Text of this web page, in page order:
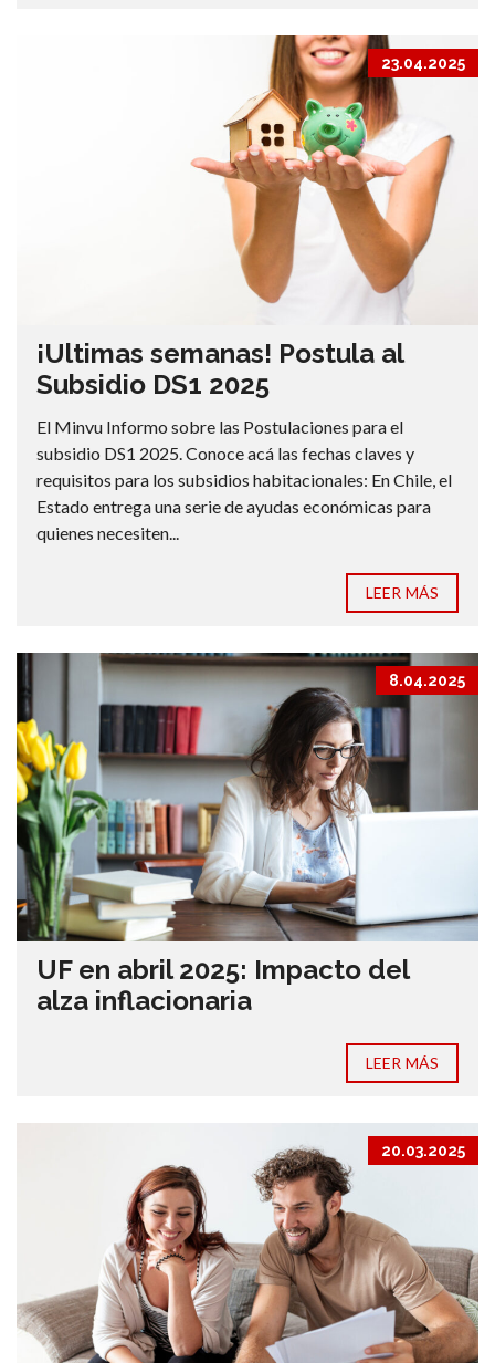
23.04.2025
¡Ultimas semanas! Postula al
Subsidio DS1 2025
El Minvu Informo sobre las Postulaciones para el
subsidio DS1 2025. Conoce acá las fechas claves y
requisitos para los subsidios habitacionales: En Chile, el
Estado entrega una serie de ayudas económicas para
quienes necesiten...
LEER MÁS
8.04.2025
UF en abril 2025: Impacto del
alza inflacionaria
LEER MÁS
20.03.2025